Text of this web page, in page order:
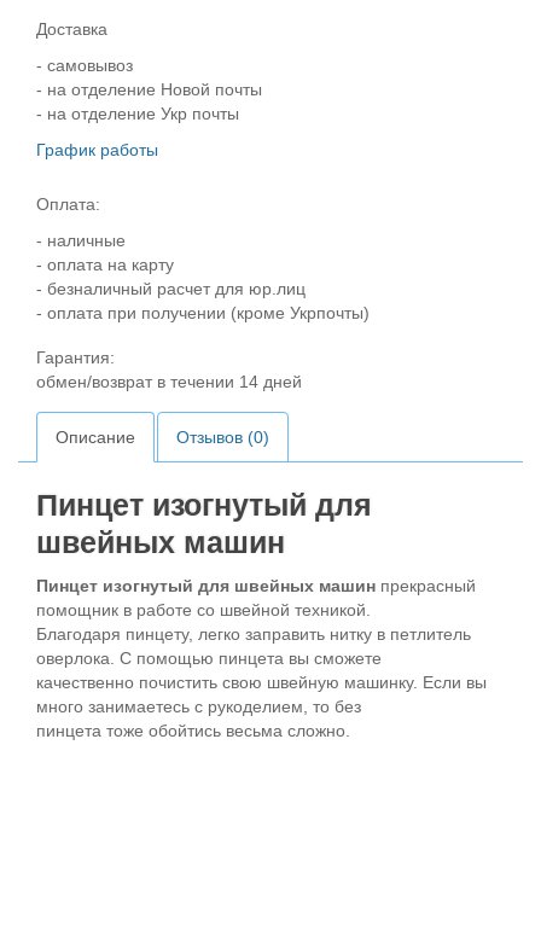
Доставка
- самовывоз
- на отделение Новой почты
- на отделение Укр почты
График работы
Оплата:
- наличные
- оплата на карту
- безналичный расчет для юр.лиц
- оплата при получении (кроме Укрпочты)
Гарантия:
обмен/возврат в течении 14 дней
Описание Отзывов (0)
Пинцет изогнутый для
швейных машин
Пинцет изогнутый для швейных машин прекрасный
помощник в работе со швейной техникой.
Благодаря пинцету, легко заправить нитку в петлитель
оверлока. С помощью пинцета вы сможете
качественно почистить свою швейную машинку. Если вы
много занимаетесь с рукоделием, то без
пинцета тоже обойтись весьма сложно.